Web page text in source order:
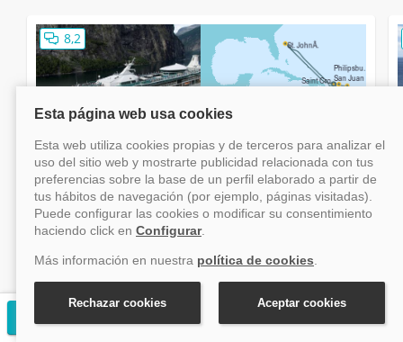
8,2
Crucero Caribe Vision Of The Seas desde San
Juan (Puerto Rico) II
Caribe
Salidas del 8 noviembre 2026 al 21 marzo 2027
8 días desde San Juan (Puerto Rico)
Vision Of The Seas
Pensión Completa